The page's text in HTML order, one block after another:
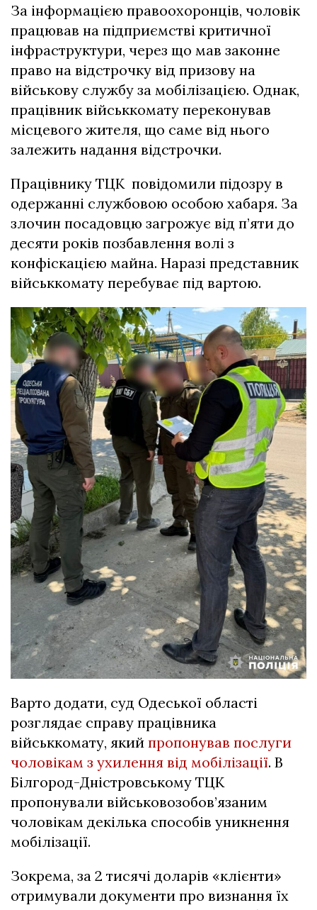
За інформацією правоохоронців, чоловік
працював на підприємстві критичної
інфраструктури, через що мав законне
право на відстрочку від призову на
військову службу за мобілізацією. Однак,
працівник військкомату переконував
місцевого жителя, що саме від нього
залежить надання відстрочки.
Працівнику ТЦК повідомили підозру в
одержанні службовою особою хабаря. За
злочин посадовцю загрожує від п’яти до
десяти років позбавлення волі з
конфіскацією майна. Наразі представник
військкомату перебуває під вартою.
Варто додати, суд Одеської області
розглядає справу працівника
військкомату, який пропонував послуги
чоловікам з ухилення від мобілізації. В
Білгород-Дністровському ТЦК
пропонували військовозобов’язаним
чоловікам декілька способів уникнення
мобілізації.
Зокрема, за 2 тисячі доларів «клієнти»
отримували документи про визнання їх